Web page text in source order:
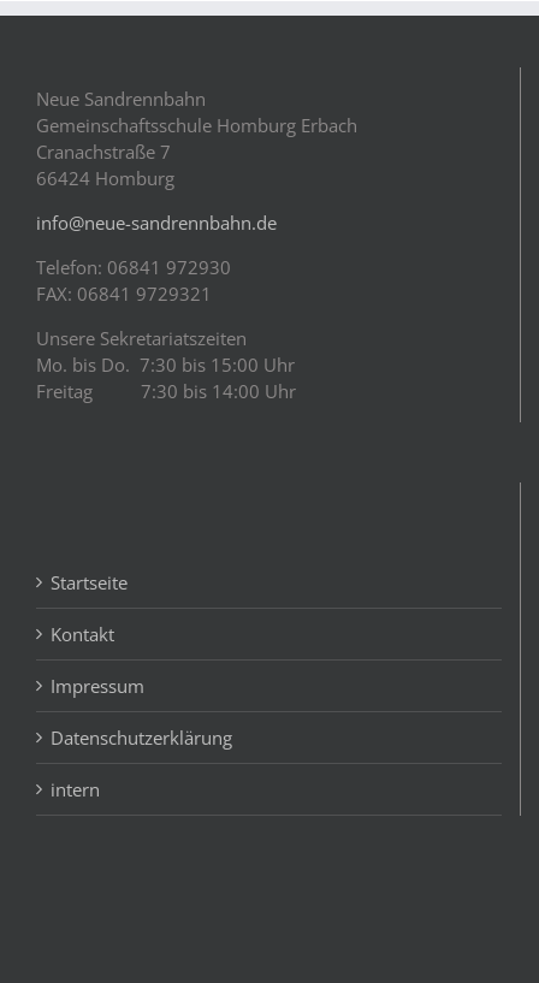
Neue Sandrennbahn
Gemeinschaftsschule Homburg Erbach
Cranachstraße 7
66424 Homburg
info@neue-sandrennbahn.de
Telefon: 06841 972930
FAX: 06841 9729321
Unsere Sekretariatszeiten
Mo. bis Do. 7:30 bis 15:00 Uhr
Freitag 7:30 bis 14:00 Uhr
Startseite
Kontakt
Impressum
Datenschutzerklärung
intern